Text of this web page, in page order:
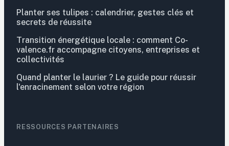
Planter ses tulipes : calendrier, gestes clés et
secrets de réussite
Transition énergétique locale : comment Co-
valence.fr accompagne citoyens, entreprises et
collectivités
Quand planter le laurier ? Le guide pour réussir
l'enracinement selon votre région
RESSOURCES PARTENAIRES